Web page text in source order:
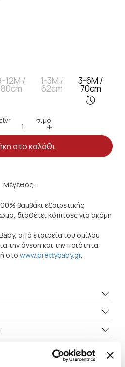
12M /
80cm
1-3M /
62cm
3-6M /
70cm
διαθέσιμο
+
στο καλάθι
Μέγεθος :
βαμβάκι εξαιρετικής
διαθέτει κόπιτσες για ακόμη
από εταιρεία του ομίλου
την άνεση και την ποιότητα.
στο www.prettybaby.gr.